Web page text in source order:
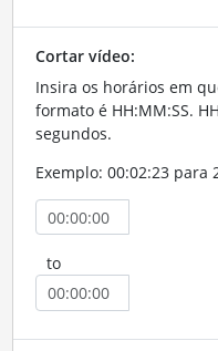
Cortar vídeo:
Insira os horários em
formato é HH:MM:SS.
segundos.
Exemplo: 00:02:23 para
to